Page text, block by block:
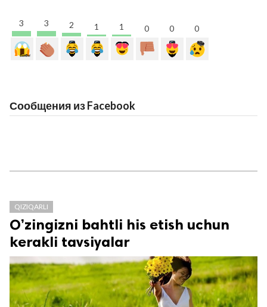
3 3 2 1 1 0 0 0
Сообщения из Facebook
QIZIQARLI
O’zingizni bahtli his etish uchun
kerakli tavsiyalar